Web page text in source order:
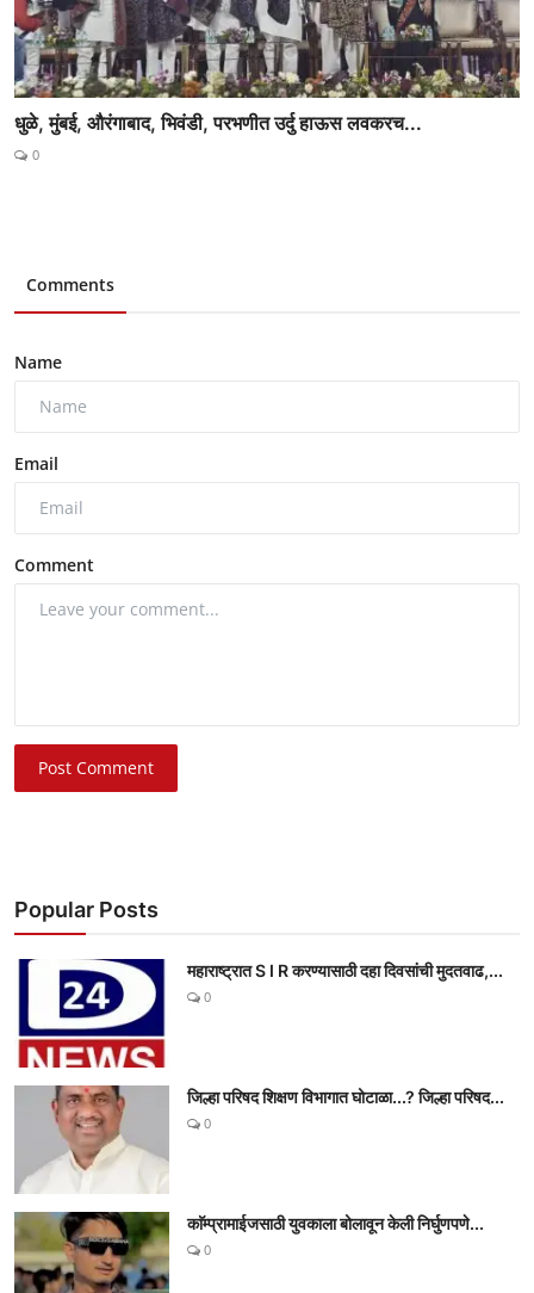
धुळे, मुंबई, औरंगाबाद, भिवंडी, परभणीत उर्दु हाऊस लवकरच...
0
Comments
Name
Email
Comment
Post Comment
Popular Posts
महाराष्ट्रात S I R करण्यासाठी दहा दिवसांची मुदतवाढ,...
0
जिल्हा परिषद शिक्षण विभागात घोटाळा...? जिल्हा परिषद...
0
काॅम्प्रामाईजसाठी युवकाला बोलावून केली निर्घुणपणे...
0